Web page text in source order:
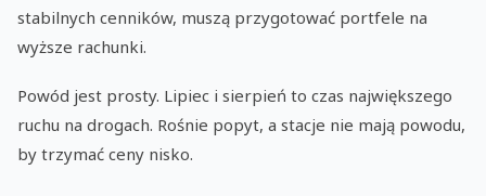
stabilnych cenników, muszą przygotować portfele na
wyższe rachunki.
Powód jest prosty. Lipiec i sierpień to czas największego
ruchu na drogach. Rośnie popyt, a stacje nie mają powodu,
by trzymać ceny nisko.